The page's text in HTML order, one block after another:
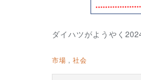
ダイハツがようやく
市場 社会